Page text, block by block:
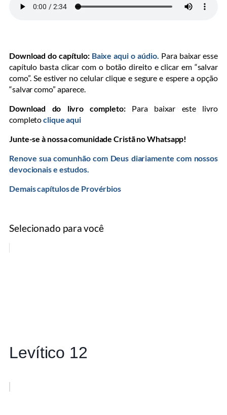
Download do capítulo: Baixe aqui o aúdio. Para baixar esse
capítulo basta clicar com o botão direito e clicar em “salvar
como”. Se estiver no celular clique e segure e espere a opção
“salvar como” aparece.
Download do livro completo: Para baixar este livro
completoclique aqui
Junte-se à nossa comunidade Cristã no Whatsapp!
Renove sua comunhão com Deus diariamente com nossos
devocionais e estudos.
Demais capítulos de Provérbios
Selecionado para você
Levítico 12